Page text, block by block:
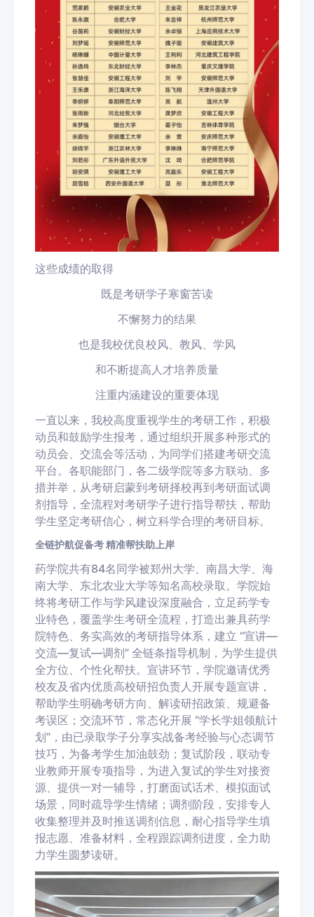
这些成绩的取得
既是考研学子寒窗苦读
不懈努力的结果
也是我校优良校风、教风、学风
和不断提高人才培养质量
注重内涵建设的重要体现
一直以来，我校高度重视学生的考研工作，积极
动员和鼓励学生报考，通过组织开展多种形式的
动员会、交流会等活动，为同学们搭建考研交流
平台。各职能部门，各二级学院等多方联动、多
措并举，从考研启蒙到考研择校再到考研面试调
剂指导，全流程对考研学子进行指导帮扶，帮助
学生坚定考研信心，树立科学合理的考研目标。
全链护航促备考 精准帮扶助上岸
药学院共有84名同学被郑州大学、南昌大学、海
南大学、东北农业大学等知名高校录取。学院始
终将考研工作与学风建设深度融合，立足药学专
业特色，覆盖学生考研全流程，打造出兼具药学
院特色、务实高效的考研指导体系，建立 “宣讲—
交流—复试—调剂” 全链条指导机制，为学生提供
全方位、个性化帮扶。宣讲环节，学院邀请优秀
校友及省内优质高校研招负责人开展专题宣讲，
帮助学生明确考研方向、解读研招政策、规避备
考误区；交流环节，常态化开展 “学长学姐领航计
划”，由已录取学子分享实战备考经验与心态调节
技巧，为备考学生加油鼓劲；复试阶段，联动专
业教师开展专项指导，为进入复试的学生对接资
源、提供一对一辅导，打磨面试话术、模拟面试
场景，同时疏导学生情绪；调剂阶段，安排专人
收集整理并及时推送调剂信息，耐心指导学生填
报志愿、准备材料，全程跟踪调剂进度，全力助
力学生圆梦读研。